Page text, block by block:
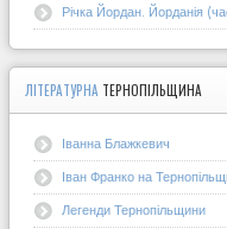
Річка Йордан. Йорданія
ЛІТЕРАТУРНА ТЕРНОПІЛЬЩИНА
Іванна Блажкевич
Іван Франко на
Легенди Тернопільщини